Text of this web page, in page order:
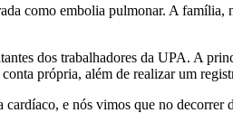
como embolia pulmonar. A família,
dos trabalhadores da UPA. A
própria, além de realizar um
e nós vimos que no decorrer